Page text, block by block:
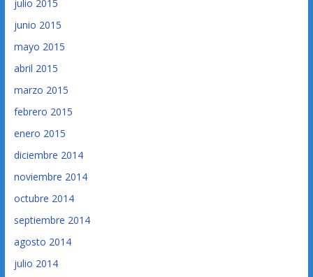
julio 2015
junio 2015
mayo 2015
abril 2015
marzo 2015
febrero 2015
enero 2015
diciembre 2014
noviembre 2014
octubre 2014
septiembre 2014
agosto 2014
julio 2014